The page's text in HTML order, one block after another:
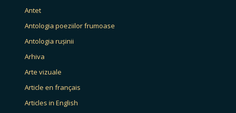
Antet
Antologia poeziilor frumoase
Antologia rușinii
Arhiva
Arte vizuale
Article en français
Articles in English